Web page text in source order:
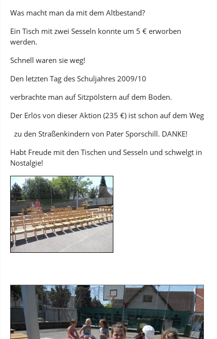
Was macht man da mit dem Altbestand?
Ein Tisch mit zwei Sesseln konnte um 5 € erworben
werden.
Schnell waren sie weg!
Den letzten Tag des Schuljahres 2009/10
verbrachte man auf Sitzpölstern auf dem Boden.
Der Erlös von dieser Aktion (235 €) ist schon auf dem Weg
zu den Straßenkindern von Pater Sporschill. DANKE!
Habt Freude mit den Tischen und Sesseln und schwelgt in
Nostalgie!